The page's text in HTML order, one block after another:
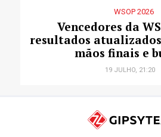
WSOP 2026
Vencedores da
resultados
mãos finais e
19 JULHO, 21:20